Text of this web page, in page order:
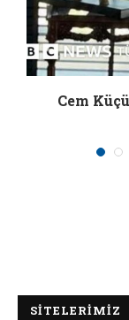
Cem
SİTELERİMİZ